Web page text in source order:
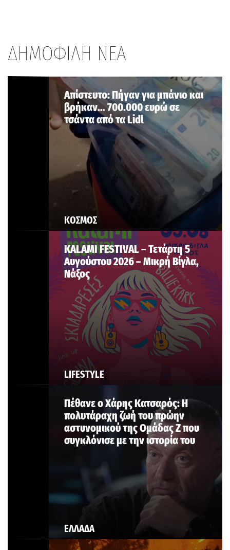
ΔΗΜΟΦΙΛΗ ΝΕΑ
ΚΟΣΜΟΣ
Aπίστευτο: Πήγαν για μπάνιο και
βρήκαν… 700.000 ευρώ σε
τσάντα από τα Lidl
LIFESTYLE
KALAMI FESTIVAL – Τετάρτη 5
Αυγούστου 2026 – Μικρή Βίγλα,
Νάξος
ΕΛΛΑΔΑ
Πέθανε ο Χάρης Κατσαρός: Η
πολυτάραχη ζωή του πρώην
αστυνομικού της Ομάδας Ζ που
συγκλόνισε με την ιστορία του